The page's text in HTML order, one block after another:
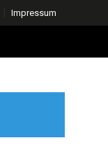
Impressum